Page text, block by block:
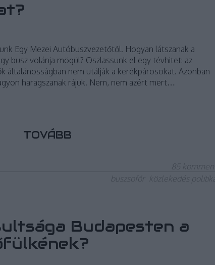
Egy Mezei Autóbuszvezetőtől. Hogyan látszanak a
busz volánja mögül? Oszlassunk el egy tévhitet: az
általánosságban nem utálják a kerékpárosokat. Azonban
haragszanak rájuk. Nem, nem azért mert…
TOVÁBB
85 komment
buszsofőr közlekedés politika
Budapesten a